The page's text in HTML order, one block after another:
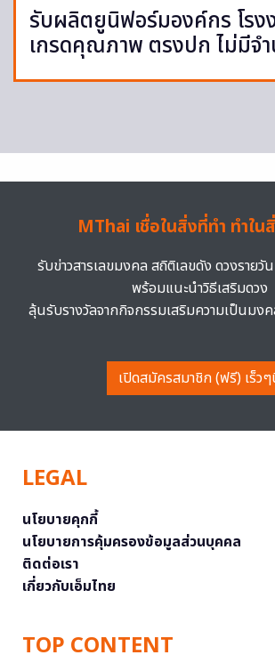
รับผลิตยูนิฟอร์มองค์กร โรง
เกรดคุณภาพ ตรงปก ไม่มีจ
MThai เชื่อในสิ่งที่ทำ ทำใน
รับข่าวสารเลขมงคล สถิติเลขดัง ดวงรายวั
พร้อมแนะนำวิธีเสริมดวง
ลุ้นรับรางวัลจากกิจกรรมเสริมความเป็นมง
เปิดสมัครสมาชิก (ฟรี) เร็ว
LEGAL
นโยบายคุกกี้
นโยบายการคุ้มครองข้อมูลส่วนบุคคล
ติดต่อเรา
เกี่ยวกับเอ็มไทย
TOP CONTENT